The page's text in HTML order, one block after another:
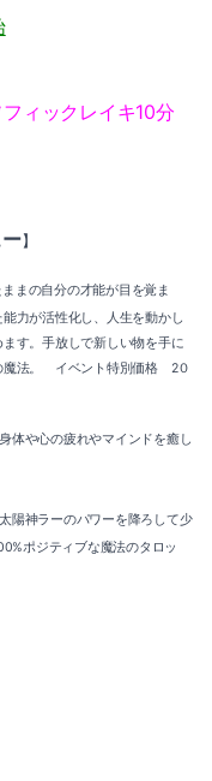
ィックレイキ10分
】
まの自分の才能が目を覚ま
力が活性化し、人生を動かし
す。手放しで新しい物を手に
魔法。 イベント特別価格 2０
体や心の疲れやマインドを癒し
陽神ラーのパワーを降ろして少
ポジティブな魔法のタロッ